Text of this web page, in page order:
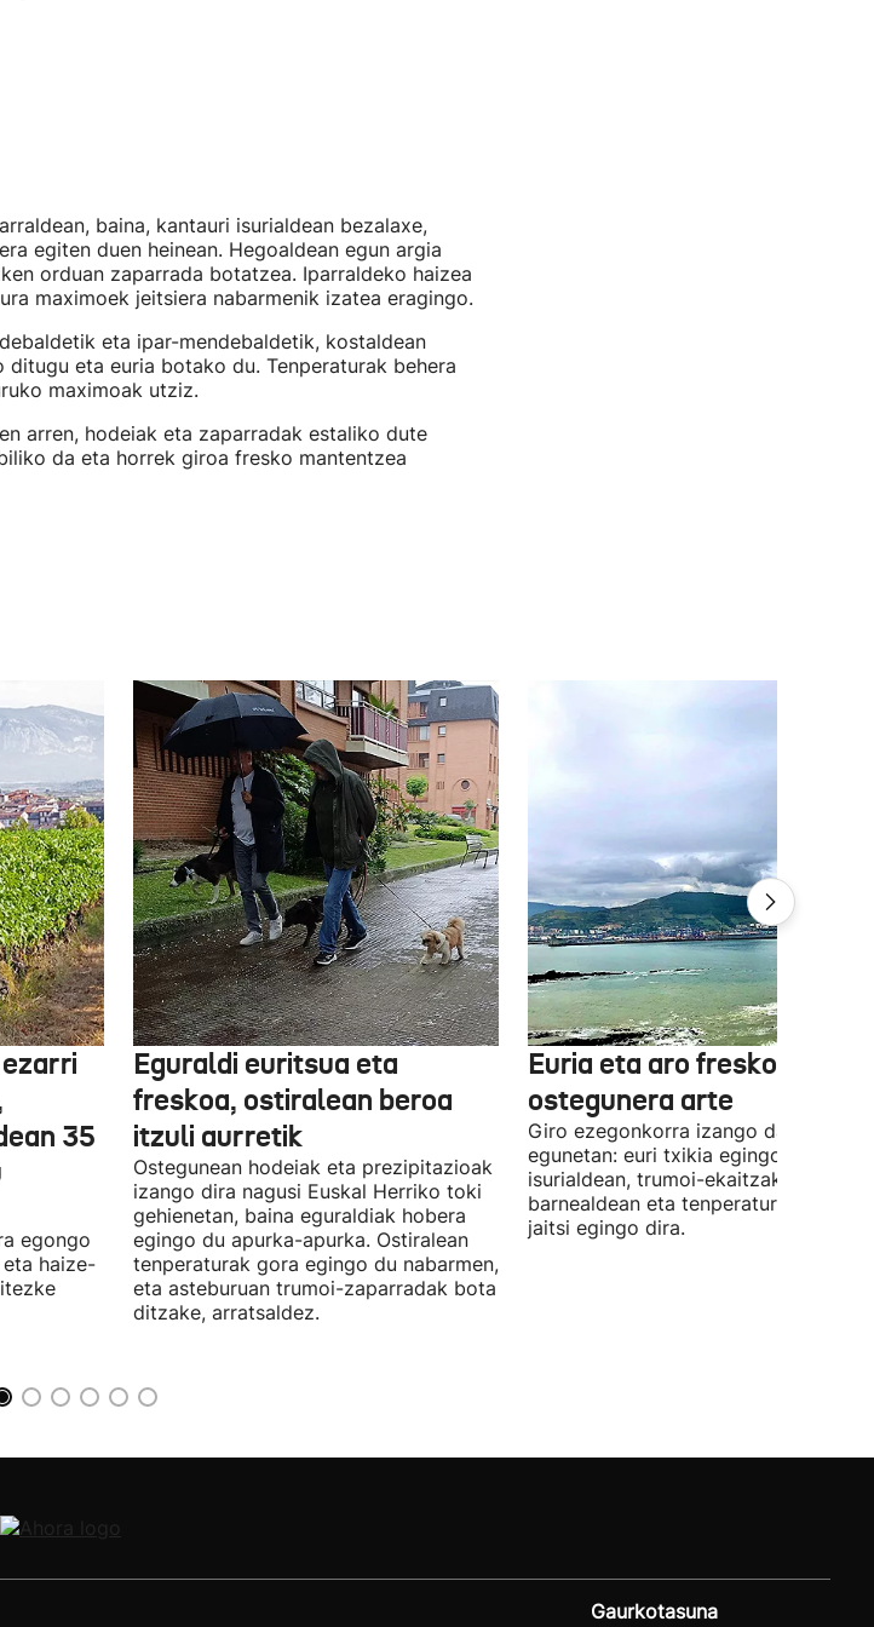
baina, kantauri isurialdean bezalaxe,
egiten duen heinean. Hegoaldean egun argia
orduan zaparrada botatzea. Iparraldeko haizea
maximoek jeitsiera nabarmenik izatea eragingo.
eta ipar-mendebaldetik, kostaldean
eta euria botako du. Tenperaturak behera
maximoak utziz.
arren, hodeiak eta zaparradak estaliko dute
da eta horrek giroa fresko mantentzea
35
egongo
haize-
Eguraldi euritsua eta
freskoa, ostiralean beroa
itzuli aurretik
Ostegunean hodeiak eta prezipitazioak
izango dira nagusi Euskal Herriko toki
gehienetan, baina eguraldiak hobera
egingo du apurka-apurka. Ostiralean
tenperaturak gora egingo du nabarmen,
eta asteburuan trumoi-zaparradak bota
ditzake, arratsaldez.
Euria eta aro freskoa
ostegunera arte
Giro ezegonkorra izango da datozen
egunetan: euri txikia egingo du
isurialdean, trumoi-ekaitzak jo
barnealdean eta tenperatura
jaitsi egingo dira.
Gaurkotasuna